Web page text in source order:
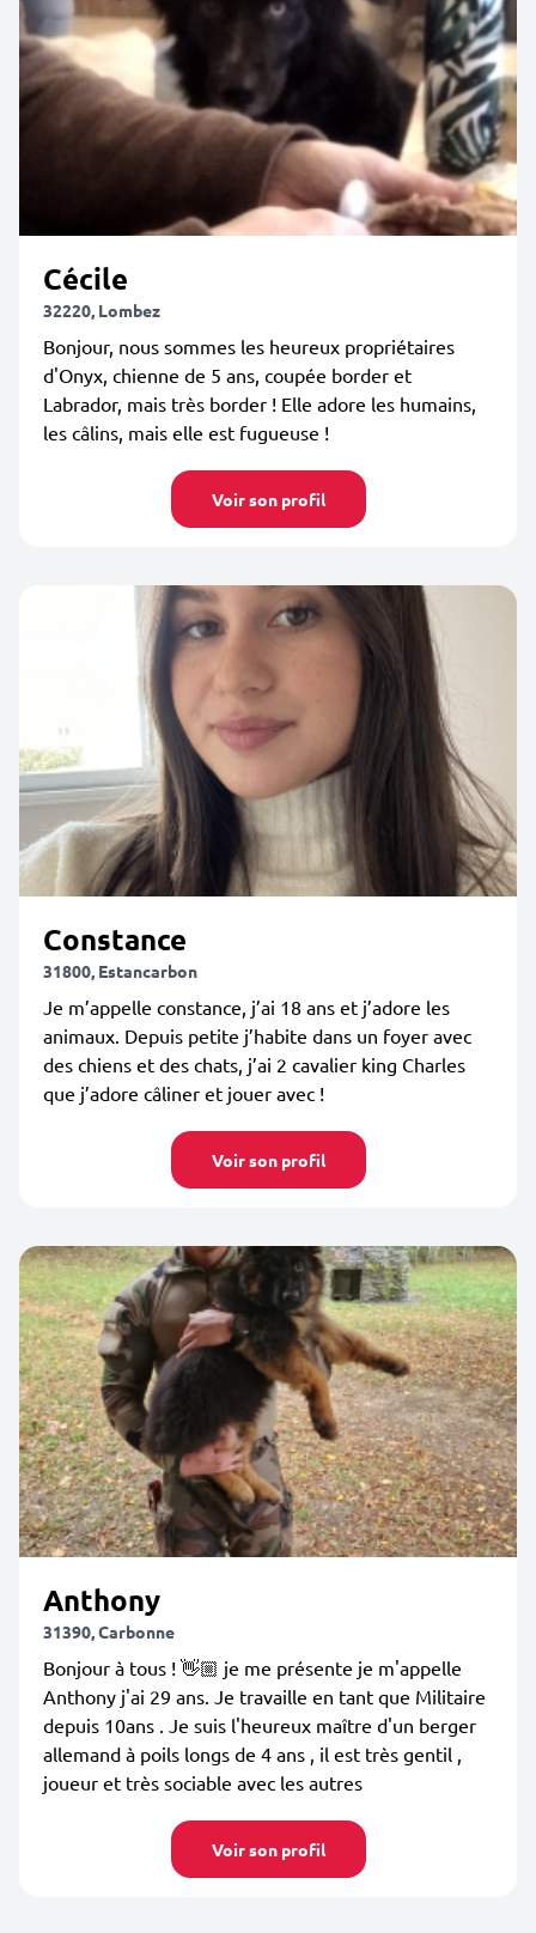
Cécile
32220, Lombez
Bonjour, nous sommes les heureux propriétaires
d'Onyx, chienne de 5 ans, coupée border et
Labrador, mais très border ! Elle adore les humains,
les câlins, mais elle est fugueuse !
Voir son profil
Constance
31800, Estancarbon
Je m’appelle constance, j’ai 18 ans et j’adore les
animaux. Depuis petite j’habite dans un foyer avec
des chiens et des chats, j’ai 2 cavalier king Charles
que j’adore câliner et jouer avec !
Voir son profil
Anthony
31390, Carbonne
Bonjour à tous ! 👋🏼 je me présente je m'appelle
Anthony j'ai 29 ans. Je travaille en tant que Militaire
depuis 10ans . Je suis l'heureux maître d'un berger
allemand à poils longs de 4 ans , il est très gentil ,
joueur et très sociable avec les autres
Voir son profil